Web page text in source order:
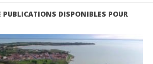
PUBLICATIONS DISPONIBLES POUR